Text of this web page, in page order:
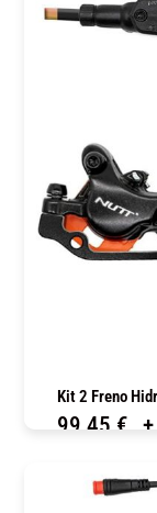
Kit 2 Freno
99,45 €